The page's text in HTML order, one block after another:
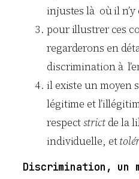
injustes là où il n’y
pour illustrer ces
regarderons en
discrimination à
il existe un moyen
légitime et
respectstrictde la
individuelle, et
Discrimination, un